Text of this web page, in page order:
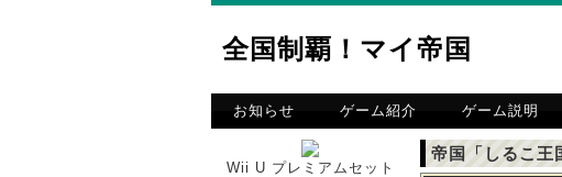
全国制覇！マイ帝国
お知らせ ゲーム紹介 ゲーム説明
Wii U プレミアムセット
帝国「しるこ王